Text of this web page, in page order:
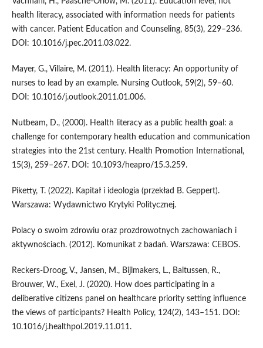
health literacy, associated with information needs for patients
with cancer. Patient Education and Counseling, 85(3), 229–236.
DOI: 10.1016/j.pec.2011.03.022.
Mayer, G., Villaire, M. (2011). Health literacy: An opportunity of
nurses to lead by an example. Nursing Outlook, 59(2), 59–60.
DOI: 10.1016/j.outlook.2011.01.006.
Nutbeam, D., (2000). Health literacy as a public health goal: a
challenge for contemporary health education and communication
strategies into the 21st century. Health Promotion International,
15(3), 259–267. DOI: 10.1093/heapro/15.3.259.
Piketty, T. (2022). Kapitał i ideologia (przekład B. Geppert).
Warszawa: Wydawnictwo Krytyki Politycznej.
Polacy o swoim zdrowiu oraz prozdrowotnych zachowaniach i
aktywnościach. (2012). Komunikat z badań. Warszawa: CEBOS.
Reckers-Droog, V., Jansen, M., Bijlmakers, L., Baltussen, R.,
Brouwer, W., Exel, J. (2020). How does participating in a
deliberative citizens panel on healthcare priority setting influence
the views of participants? Health Policy, 124(2), 143–151. DOI:
10.1016/j.healthpol.2019.11.011.